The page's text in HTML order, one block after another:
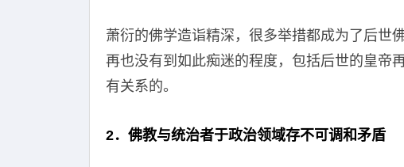
萧衍的佛学造诣精深，很多举措都成为了后世
再也没有到如此痴迷的程度，包括后世的皇帝
有关系的。
2．佛教与统治者于政治领域存不可调和矛盾